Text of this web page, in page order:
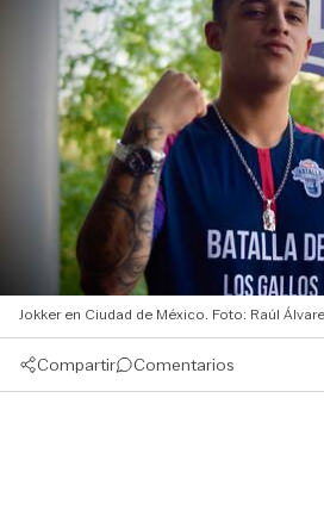
Jokker en Ciudad de México. Foto: Raúl
Compartir Comentarios